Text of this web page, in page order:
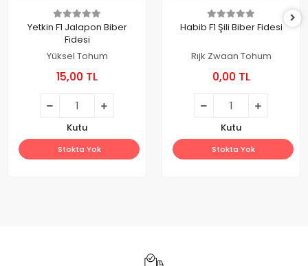
Yetkin F1 Jalapon Biber
Fidesi
Yüksel Tohum
15,00 TL
Kutu
Stokta Yok
Habib F1 Şili Biber Fidesi
Rıjk Zwaan Tohum
0,00 TL
Kutu
Stokta Yok